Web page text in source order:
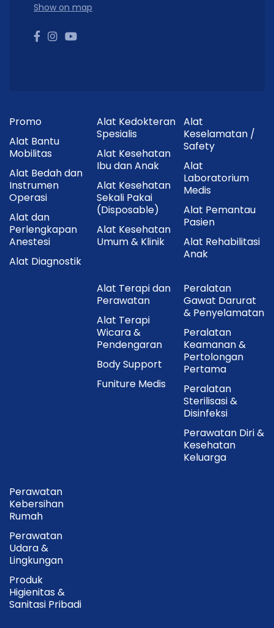
Show on map
Promo
Alat Bantu
Mobilitas
Alat Bedah dan
Instrumen
Operasi
Alat dan
Perlengkapan
Anestesi
Alat Diagnostik
Alat Kedokteran
Spesialis
Alat Kesehatan
Ibu dan Anak
Alat Kesehatan
Sekali Pakai
(Disposable)
Alat Kesehatan
Umum & Klinik
Alat
Keselamatan /
Safety
Alat
Laboratorium
Medis
Alat Pemantau
Pasien
Alat Rehabilitasi
Anak
Alat Terapi dan
Perawatan
Alat Terapi
Wicara &
Pendengaran
Body Support
Funiture Medis
Peralatan
Gawat Darurat
& Penyelamatan
Peralatan
Keamanan &
Pertolongan
Pertama
Peralatan
Sterilisasi &
Disinfeksi
Perawatan Diri &
Kesehatan
Keluarga
Perawatan
Kebersihan
Rumah
Perawatan
Udara &
Lingkungan
Produk
Higienitas &
Sanitasi Pribadi